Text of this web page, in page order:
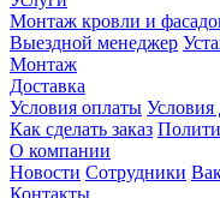
Монтаж кровли и
Выездной менеджер
Монтаж
Доставка
Условия оплаты Условия
Как сделать заказ
О компании
Новости Сотрудники
Контакты